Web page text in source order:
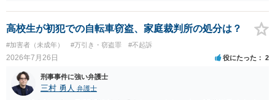
とを明確にしておくことが大切です。また、自治会館の管理者に対
し、参加費の集金を含む利用目的を事前に正確に伝えて了解を得てお
でしょう。
高校生が初犯での自転車窃盗、家庭裁判所の処分は？
#加害者（未成年） #万引き・窃盗罪 #不起訴
2026年7月26日 役にたった 2
刑事事件に強い弁護士
三村 勇人 弁護士